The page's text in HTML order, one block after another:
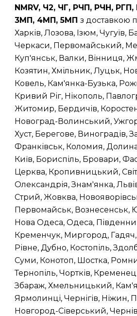
NMRV, Ч2, ЧГ, РЧП, РЧН, РГП,
3МП, 4МП, 5МП з доставкою
Харків, Лозова, Ізюм, Чугуїв,
Черкаси, Первомайський,
Куп'янськ, Валки, Вінниця,
Козятин, Хмільник, Луцьк,
Ковель, Кам'янка-Бузька,
Кривий Ріг, Нікополь,
Житомир, Бердичів,
Новоград-Волинський,
Хуст, Берегове, Виноградів,
Франківськ, Коломия,
Київ, Бориспіль, Бровари,
Церква, Кропивницький,
Олександрія, Знам'янка,
Стрий, Жовква,
Первомайськ, Вознесенськ,
Нова Одеса, Одеса,
Кременчук, Миргород,
Рівне, Дубно, Костопіль,
Суми, Конотоп, Шостка,
Тернопіль, Чортків,
Збараж, Хмельницький,
Ярмолинці, Чернігів, Ніжин,
Новгород-Сіверський,